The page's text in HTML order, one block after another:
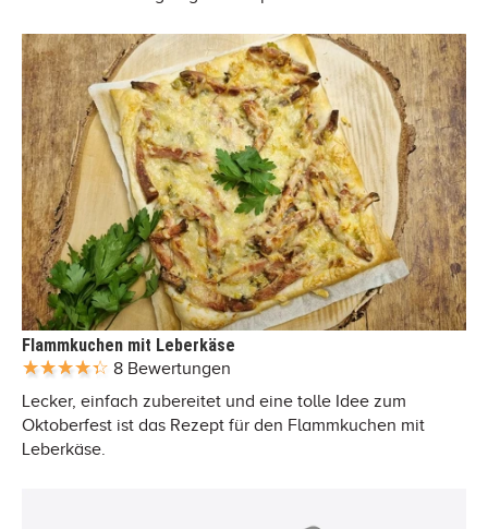
Flammkuchen mit Leberkäse
8 Bewertungen
Lecker, einfach zubereitet und eine tolle Idee zum
Oktoberfest ist das Rezept für den Flammkuchen mit
Leberkäse.